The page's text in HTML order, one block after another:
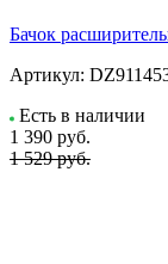
Бачок
Артикул:
Есть в наличии
1 390 руб.
1 529 руб.